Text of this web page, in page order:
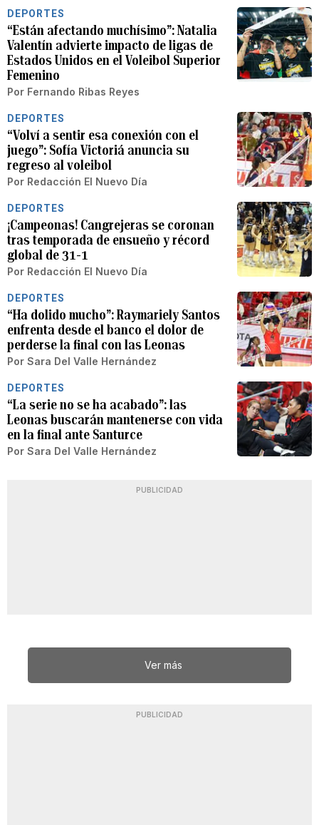
DEPORTES
“Están afectando muchísimo”: Natalia
Valentín advierte impacto de ligas de
Estados Unidos en el Voleibol Superior
Femenino
Por Fernando Ribas Reyes
DEPORTES
“Volví a sentir esa conexión con el
juego”: Sofía Victoriá anuncia su
regreso al voleibol
Por Redacción El Nuevo Día
DEPORTES
¡Campeonas! Cangrejeras se coronan
tras temporada de ensueño y récord
global de 31-1
Por Redacción El Nuevo Día
DEPORTES
“Ha dolido mucho”: Raymariely Santos
enfrenta desde el banco el dolor de
perderse la final con las Leonas
Por Sara Del Valle Hernández
DEPORTES
“La serie no se ha acabado”: las
Leonas buscarán mantenerse con vida
en la final ante Santurce
Por Sara Del Valle Hernández
PUBLICIDAD
Ver más
PUBLICIDAD